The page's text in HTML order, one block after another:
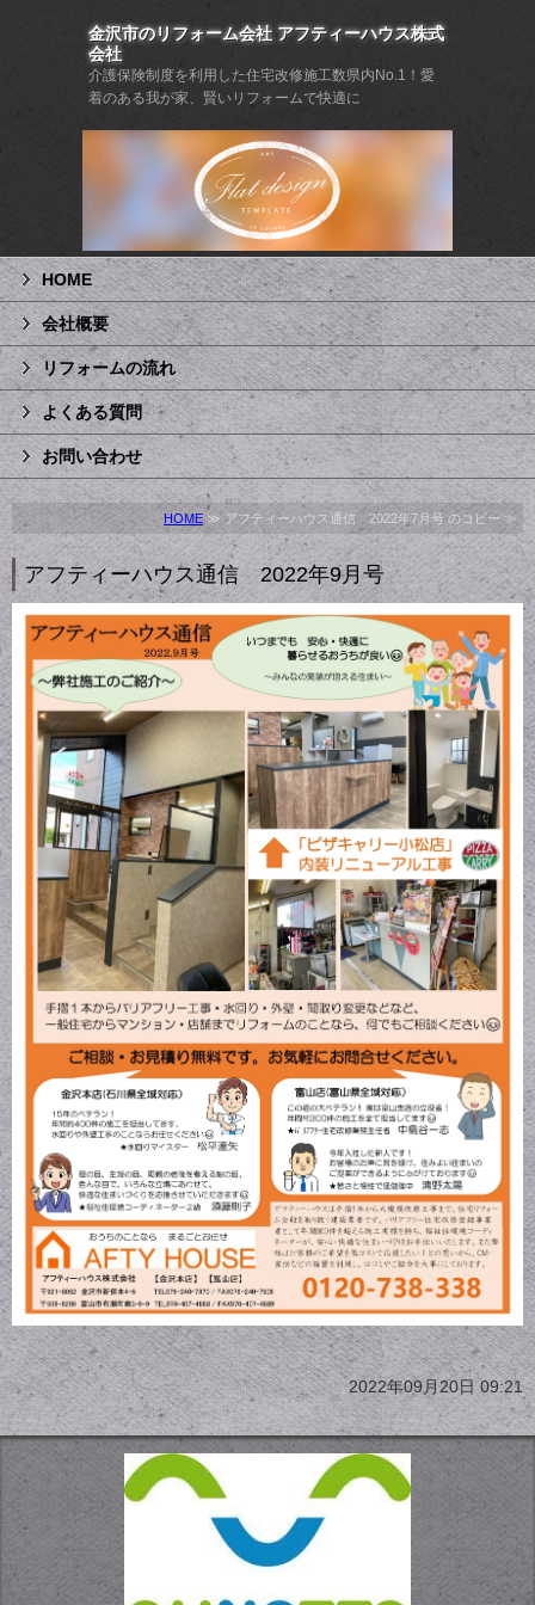
金沢市のリフォーム会社 アフティーハウス株式
会社
介護保険制度を利用した住宅改修施工数県内No.1！愛
着のある我が家、賢いリフォームで快適に
HOME
会社概要
リフォームの流れ
よくある質問
お問い合わせ
HOME ≫ アフティーハウス通信 2022年7月号 のコピー ≫
アフティーハウス通信 2022年9月号
2022年09月20日 09:21